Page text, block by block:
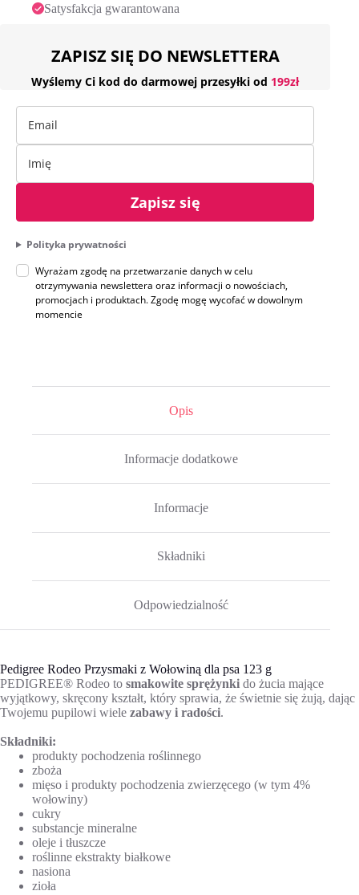
Satysfakcja gwarantowana
ZAPISZ SIĘ DO NEWSLETTERA
Wyślemy Ci kod do darmowej przesyłki od 199zł
Zapisz się
Polityka prywatności
Wyrażam zgodę na przetwarzanie danych w celu
otrzymywania newslettera oraz informacji o nowościach,
promocjach i produktach. Zgodę mogę wycofać w dowolnym
momencie
Opis
Informacje dodatkowe
Informacje
Składniki
Odpowiedzialność
Pedigree Rodeo Przysmaki z Wołowiną dla psa 123 g
PEDIGREE® Rodeo to smakowite sprężynki do żucia mające
wyjątkowy, skręcony kształt, który sprawia, że świetnie się żują, dając
Twojemu pupilowi wiele zabawy i radości.
Składniki:
produkty pochodzenia roślinnego
zboża
mięso i produkty pochodzenia zwierzęcego (w tym 4%
wołowiny)
cukry
substancje mineralne
oleje i tłuszcze
roślinne ekstrakty białkowe
nasiona
zioła